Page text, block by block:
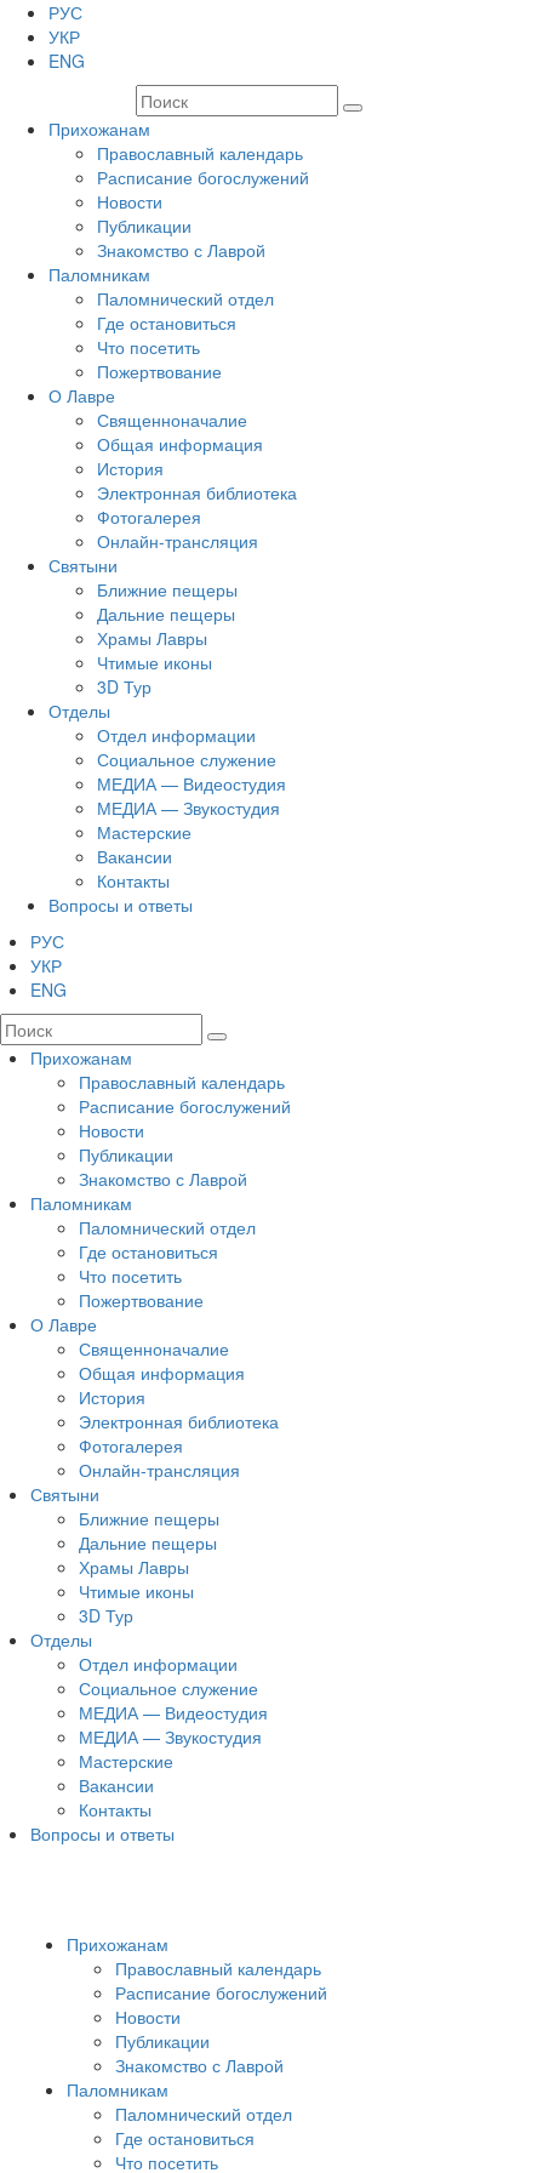
РУС
УКР
ENG
Прихожанам
Православный календарь
Расписание богослужений
Новости
Публикации
Знакомство с Лаврой
Паломникам
Паломнический отдел
Где остановиться
Что посетить
Пожертвование
О Лавре
Священноначалие
Общая информация
История
Электронная библиотека
Фотогалерея
Онлайн-трансляция
Святыни
Ближние пещеры
Дальние пещеры
Храмы Лавры
Чтимые иконы
3D Тур
Отделы
Отдел информации
Социальное служение
МЕДИА — Видеостудия
МЕДИА — Звукостудия
Мастерские
Вакансии
Контакты
Вопросы и ответы
РУС
УКР
ENG
Прихожанам
Православный календарь
Расписание богослужений
Новости
Публикации
Знакомство с Лаврой
Паломникам
Паломнический отдел
Где остановиться
Что посетить
Пожертвование
О Лавре
Священноначалие
Общая информация
История
Электронная библиотека
Фотогалерея
Онлайн-трансляция
Святыни
Ближние пещеры
Дальние пещеры
Храмы Лавры
Чтимые иконы
3D Тур
Отделы
Отдел информации
Социальное служение
МЕДИА — Видеостудия
МЕДИА — Звукостудия
Мастерские
Вакансии
Контакты
Вопросы и ответы
Прихожанам
Православный календарь
Расписание богослужений
Новости
Публикации
Знакомство с Лаврой
Паломникам
Паломнический отдел
Где остановиться
Что посетить